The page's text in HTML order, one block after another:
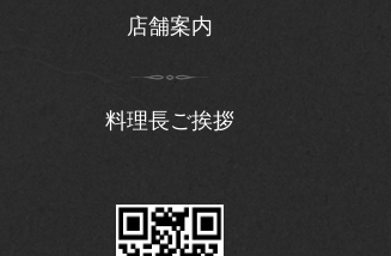
店舗案内
料理長ご挨拶